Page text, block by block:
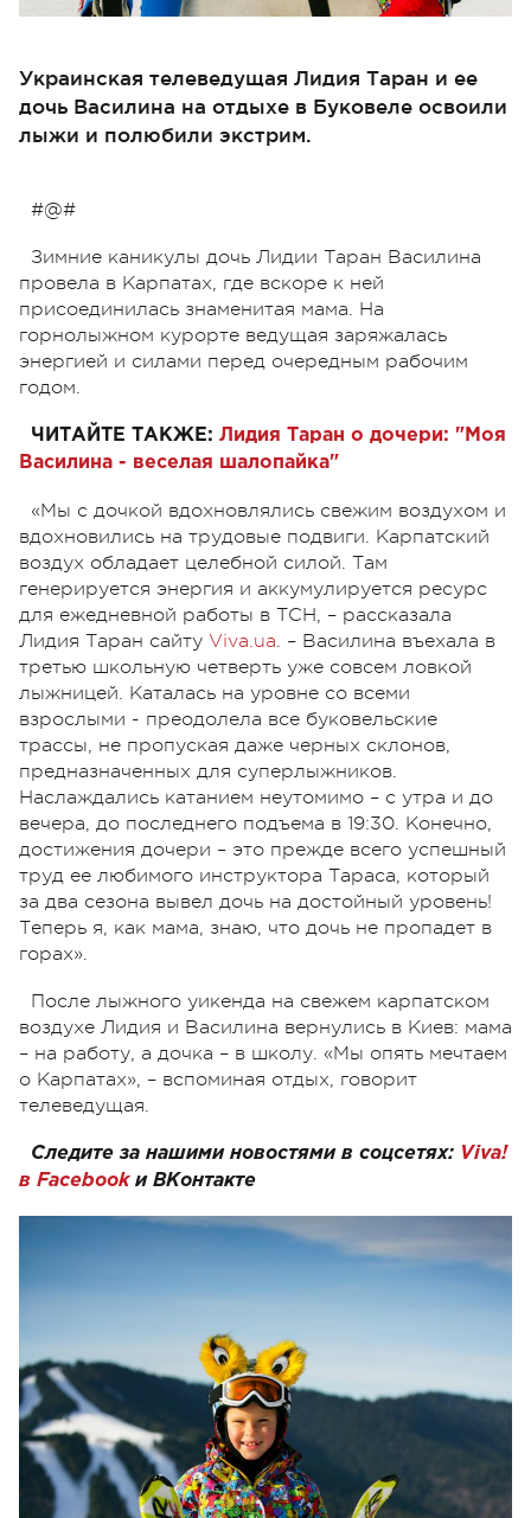
Украинская телеведущая Лидия Таран и ее
дочь Василина на отдыхе в Буковеле освоили
лыжи и полюбили экстрим.
#@#
Зимние каникулы дочь Лидии Таран Василина
провела в Карпатах, где вскоре к ней
присоединилась знаменитая мама. На
горнолыжном курорте ведущая заряжалась
энергией и силами перед очередным рабочим
годом.
ЧИТАЙТЕ ТАКЖЕ: Лидия Таран о дочери: "Моя
Василина - веселая шалопайка"
«Мы с дочкой вдохновлялись свежим воздухом и
вдохновились на трудовые подвиги. Карпатский
воздух обладает целебной силой. Там
генерируется энергия и аккумулируется ресурс
для ежедневной работы в ТСН, – рассказала
Лидия Таран сайту Viva.ua. – Василина въехала в
третью школьную четверть уже совсем ловкой
лыжницей. Каталась на уровне со всеми
взрослыми - преодолела все буковельские
трассы, не пропуская даже черных склонов,
предназначенных для суперлыжников.
Наслаждались катанием неутомимо – с утра и до
вечера, до последнего подъема в 19:30. Конечно,
достижения дочери – это прежде всего успешный
труд ее любимого инструктора Тараса, который
за два сезона вывел дочь на достойный уровень!
Теперь я, как мама, знаю, что дочь не пропадет в
горах».
После лыжного уикенда на свежем карпатском
воздухе Лидия и Василина вернулись в Киев: мама
– на работу, а дочка – в школу. «Мы опять мечтаем
о Карпатах», – вспоминая отдых, говорит
телеведущая.
Следите за нашими новостями в соцсетях: Viva!
в Facebookи ВКонтакте